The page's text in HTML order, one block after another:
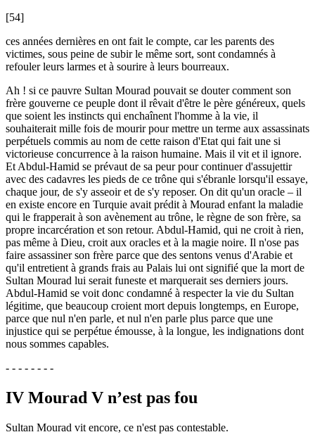
[54]
ces années dernières en ont fait le compte, car les parents des
victimes, sous peine de subir le même sort, sont condamnés à
refouler leurs larmes et à sourire à leurs bourreaux.
Ah ! si ce pauvre Sultan Mourad pouvait se douter comment son
frère gouverne ce peuple dont il rêvait d'être le père généreux, quels
que soient les instincts qui enchaînent l'homme à la vie, il
souhaiterait mille fois de mourir pour mettre un terme aux assassinats
perpétuels commis au nom de cette raison d'Etat qui fait une si
victorieuse concurrence à la raison humaine. Mais il vit et il ignore.
Et Abdul-Hamid se prévaut de sa peur pour continuer d'assujettir
avec des cadavres les pieds de ce trône qui s'ébranle lorsqu'il essaye,
chaque jour, de s'y asseoir et de s'y reposer. On dit qu'un oracle – il
en existe encore en Turquie avait prédit à Mourad enfant la maladie
qui le frapperait à son avènement au trône, le règne de son frère, sa
propre incarcération et son retour. Abdul-Hamid, qui ne croit à rien,
pas même à Dieu, croit aux oracles et à la magie noire. Il n'ose pas
faire assassiner son frère parce que des sentons venus d'Arabie et
qu'il entretient à grands frais au Palais lui ont signifié que la mort de
Sultan Mourad lui serait funeste et marquerait ses derniers jours.
Abdul-Hamid se voit donc condamné à respecter la vie du Sultan
légitime, que beaucoup croient mort depuis longtemps, en Europe,
parce que nul n'en parle, et nul n'en parle plus parce que une
injustice qui se perpétue émousse, à la longue, les indignations dont
nous sommes capables.
- - - - - - - -
IV Mourad V n’est pas fou
Sultan Mourad vit encore, ce n'est pas contestable.